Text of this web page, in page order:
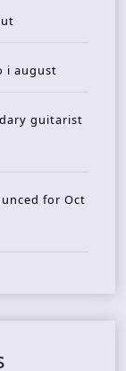
i august
guitarist
for Oct